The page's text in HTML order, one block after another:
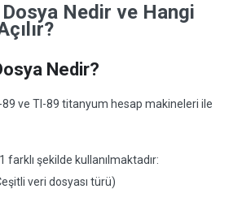
Dosya Nedir ve Hangi
Nedir?
89 ve TI-89 titanyum hesap makineleri ile
farklı şekilde kullanılmaktadır:
veri dosyası türü)